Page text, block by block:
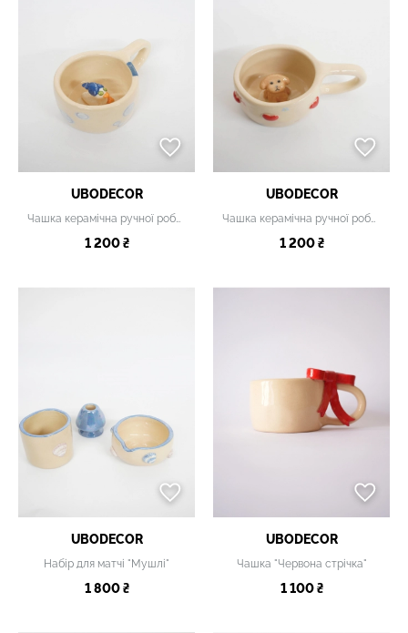
UBODECOR
Чашка керамічна ручної роботи
1 200 ₴
UBODECOR
Чашка керамічна ручної роботи
1 200 ₴
UBODECOR
Набір для матчі "Мушлі"
1 800 ₴
UBODECOR
Чашка "Червона стрічка"
1 100 ₴